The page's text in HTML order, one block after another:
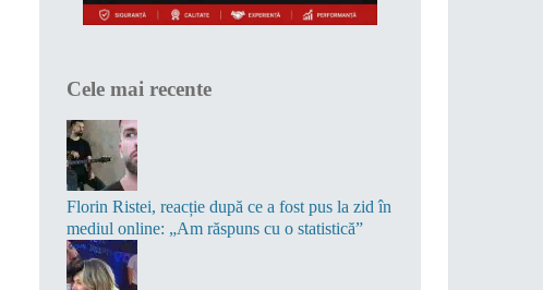
Cele mai recente
Florin Ristei, reacție după ce a fost pus la zid în
mediul online: „Am răspuns cu o statistică”